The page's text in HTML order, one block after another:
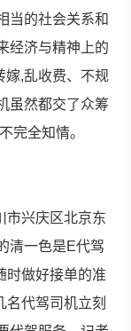
当的社会关系和
经济与精神上的
嫁,乱收费、不规
虽然都交了众筹
完全知情。
兴庆区北京东
清一色是E代驾
时做好接单的准
名代驾司机立刻